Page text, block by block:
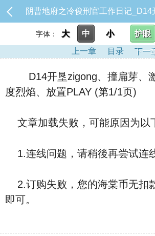
字体： 大 中 小 护眼
上一章
目录 下一
D14开垦zigong、撞扁芽、
度烈焰、放置PLAY (第1/1页)
文章加载失败，可能原因为以
1.连线问题，请稍後再尝试连
2.订购失败，您的海棠币无扣
即可。